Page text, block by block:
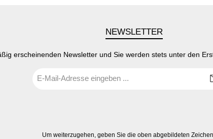
NEWSLETTER
erscheinenden Newsletter und Sie werden stets unter den
Mail-
Um weiterzugehen, geben Sie die oben abgebildeten